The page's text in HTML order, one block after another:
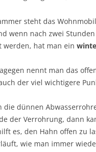
steht das
wenn nach zwei
werden, hat man ein
nennt man das
der viel wichtigere
die dünnen
der Verrohrung, dann
es, den Hahn offen zu
wie man immer